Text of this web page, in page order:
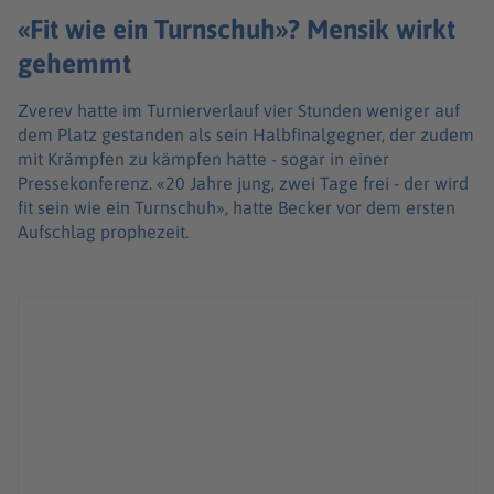
«Fit wie ein Turnschuh»? Mensik wirkt
gehemmt
Zverev hatte im Turnierverlauf vier Stunden weniger auf
dem Platz gestanden als sein Halbfinalgegner, der zudem
mit Krämpfen zu kämpfen hatte - sogar in einer
Pressekonferenz. «20 Jahre jung, zwei Tage frei - der wird
fit sein wie ein Turnschuh», hatte Becker vor dem ersten
Aufschlag prophezeit.